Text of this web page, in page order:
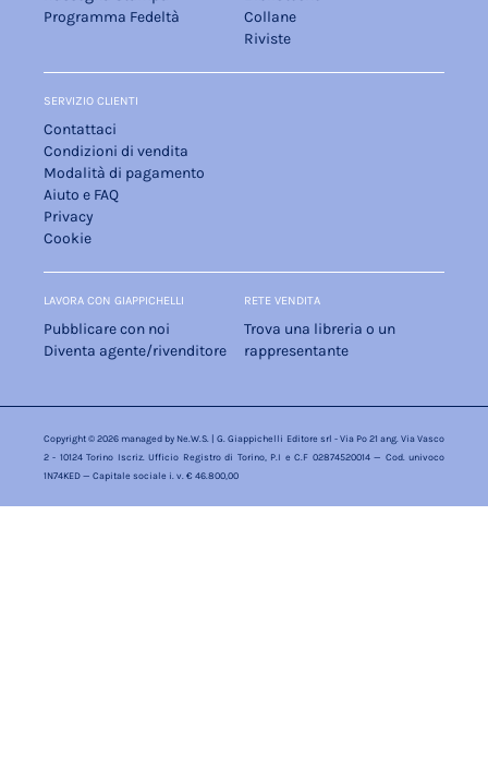
Programma Fedeltà
Collane
Riviste
SERVIZIO CLIENTI
Contattaci
Condizioni di vendita
Modalità di pagamento
Aiuto e FAQ
Privacy
Cookie
LAVORA CON GIAPPICHELLI
Pubblicare con noi
Diventa agente/rivenditore
RETE VENDITA
Trova una libreria o un
rappresentante
Copyright © 2026 managed by Ne.W.S. | G. Giappichelli Editore srl - Via Po 21 ang. Via Vasco
2 - 10124 Torino Iscriz. Ufficio Registro di Torino, P.I e C.F 02874520014 — Cod. univoco
1N74KED — Capitale sociale i. v. € 46.800,00